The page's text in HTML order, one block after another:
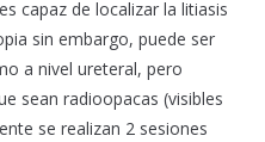
capaz de localizar la litiasis
sin embargo, puede ser
a nivel ureteral, pero
sean radioopacas (visibles
se realizan 2 sesiones